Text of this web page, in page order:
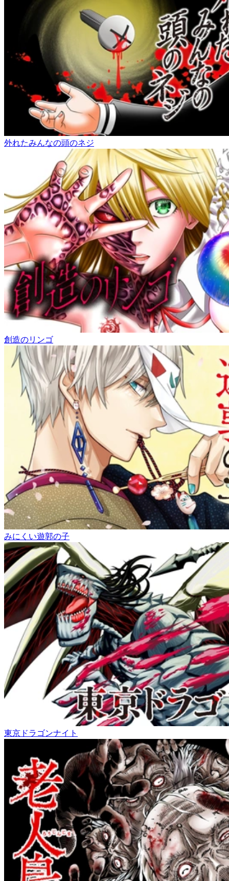
外れたみんなの頭のネジ
創造のリンゴ
みにくい遊郭の子
東京ドラゴンナイト